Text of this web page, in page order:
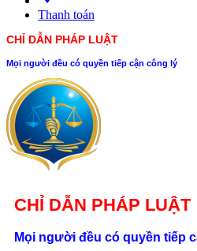
Thanh toán
CHỈ DẪN PHÁP LUẬT
Mọi người đều có quyền tiếp cận công lý
CHỈ DẪN PHÁP LUẬT
Mọi người đều có quyền tiếp
Tài liệu
Hỏi - đáp
Trao đổi
Tin tức
Liên hệ
Số 24/2B